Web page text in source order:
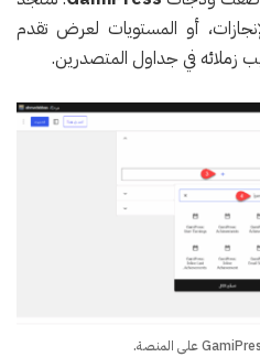
أو المستويات لعرض تقدم
زملائه في جداول المتصدرين.